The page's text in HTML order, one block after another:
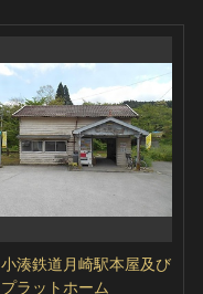
小湊鉄道月崎駅本屋及び
プラットホーム